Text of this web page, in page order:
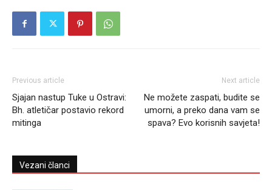
Previous article
Sjajan nastup Tuke u Ostravi:
Bh. atletičar postavio rekord
mitinga
Next article
Ne možete zaspati, budite se
umorni, a preko dana vam se
spava? Evo korisnih savjeta!
Vezani članci